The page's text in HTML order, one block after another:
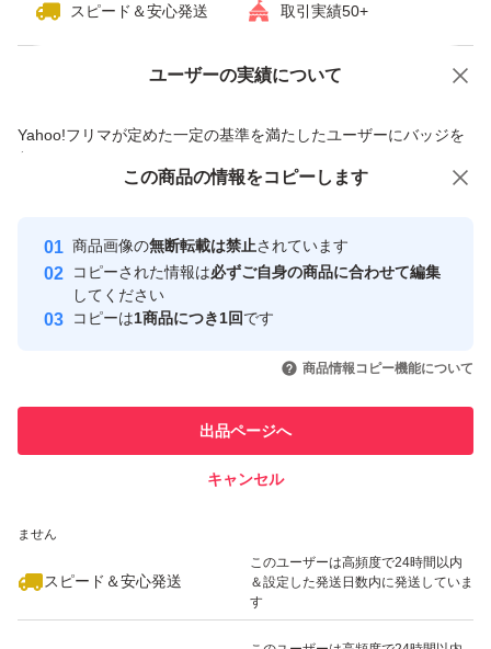
#未使用未開封
#プロダクトキー
#日本語版
#Outlook
#PowerPoint
#OneNote
スピード＆安心発送 取引実績50+
ユーザーの実績について
Yahoo!フリマが定めた一定の基準を満たしたユーザーにバッジを
付与しています
安心取引出品者
心・安全なユーザーです
取引実績
引を完了させた実績があります
での取引実績があります
ません
スピード＆安心発送
このユーザーは高頻度で24時間以内
＆設定した発送日数内に発送していま
す
価格の相談 商品への質問
この商品の情報をコピーします
商品画像の無断転載は禁止されています
コピーされた情報は必ずご自身の商品に合わせて編集
してください
コピーは1商品につき1回です
商品情報コピー機能について
出品ページへ
キャンセル
この商品をみている人にオススメ